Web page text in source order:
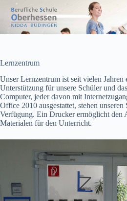
Inhalt
springen
Lernzentrum
Unser Lernzentrum ist seit vielen Jahren
Unterstützung für unsere Schüler und
Computer, jeder davon mit
Office 2010 ausgestattet, stehen unseren
Verfügung. Ein Drucker ermöglicht den
Materialen für den Unterricht.